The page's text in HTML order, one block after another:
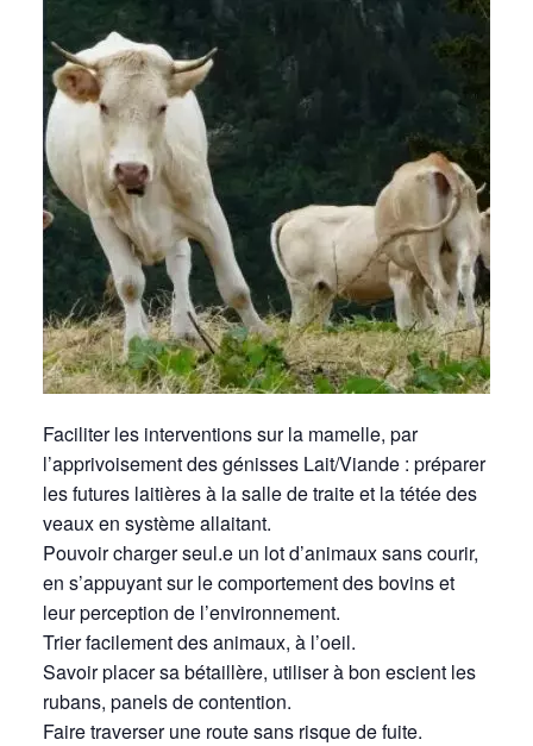
Faciliter les interventions sur la mamelle, par
l’apprivoisement des génisses Lait/Viande : préparer
les futures laitières à la salle de traite et la tétée des
veaux en système allaitant.
Pouvoir charger seul.e un lot d’animaux sans courir,
en s’appuyant sur le comportement des bovins et
leur perception de l’environnement.
Trier facilement des animaux, à l’oeil.
Savoir placer sa bétaillère, utiliser à bon escient les
rubans, panels de contention.
Faire traverser une route sans risque de fuite.